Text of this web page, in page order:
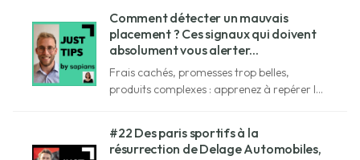
Comment détecter un mauvais
placement ? Ces signaux qui doivent
absolument vous alerter...
Frais cachés, promesses trop belles,
produits complexes : apprenez à repérer les
#22 Des paris sportifs à la
résurrection de Delage Automobiles,